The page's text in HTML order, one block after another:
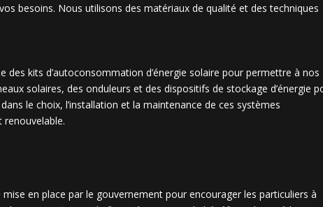
besoins. Nous utilisons des matériaux de qualité et des techniques
kits d’autoconsommation d’énergie solaire pour permettre à nos
solaires, des onduleurs et des dispositifs de stockage d’énergie
le choix, l’installation et la maintenance de ces systèmes
renouvelable.
en place par le gouvernement pour encourager les particuliers à